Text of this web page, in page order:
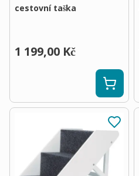
cestovní taška
1 199,00 Kč